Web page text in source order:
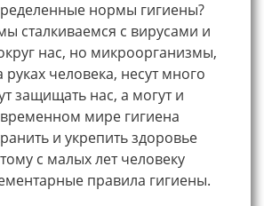
нормы гигиены?
сталкиваемся с вирусами и
нас, но микроорганизмы,
человека, несут много
защищать нас, а могут и
мире гигиена
и укрепить здоровье
с малых лет человеку
правила гигиены.